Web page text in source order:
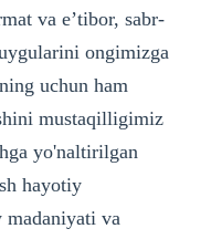
va e’tibor, sabr-
ongimizga
uchun ham
mustaqilligimiz
yo'naltirilgan
hayotiy
va